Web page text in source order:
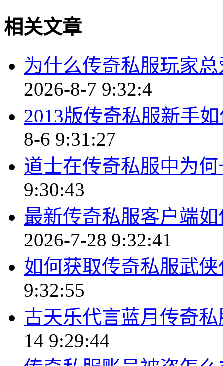
相关文章
为什么传奇私服玩家
2026-8-7 9:32:4
2013版传奇私服新手
8-6 9:31:27
道士在传奇私服中为
9:30:43
最新传奇私服客户端
2026-7-28 9:32:41
如何获取传奇私服武
9:32:55
古天乐代言蓝月传奇
14 9:29:44